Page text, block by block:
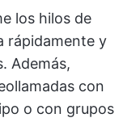
los hilos de
rápidamente y
Además,
con
o con grupos